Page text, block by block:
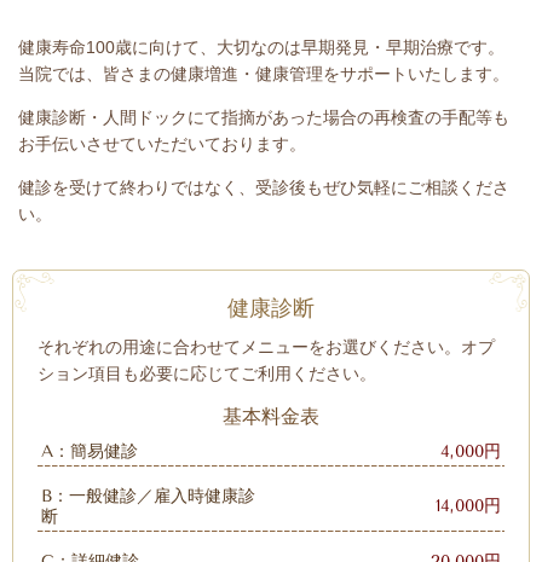
健康寿命100歳に向けて、大切なのは早期発見・早期治療です。
当院では、皆さまの健康増進・健康管理をサポートいたします。
健康診断・人間ドックにて指摘があった場合の再検査の手配等も
お手伝いさせていただいております。
健診を受けて終わりではなく、受診後もぜひ気軽にご相談くださ
い。
健康診断
それぞれの用途に合わせてメニューをお選びください。オプ
ション項目も必要に応じてご利用ください。
基本料金表
A：簡易健診 4,000円
B：一般健診／雇入時健康診
断
14,000円